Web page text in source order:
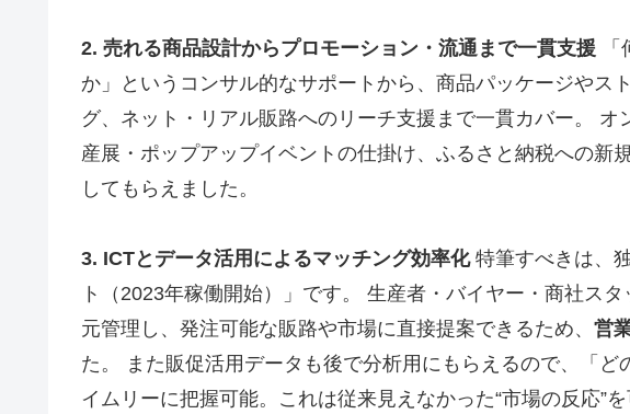
2. 売れる商品設計からプロモーション・流通まで一貫支援
か」というコンサル的なサポートから、商品パッケージやス
グ、ネット・リアル販路へのリーチ支援まで一貫カバー。
産展・ポップアップイベントの仕掛け、ふるさと納税への新
してもらえました。
3. ICTとデータ活用によるマッチング効率化特筆すべきは、
ト（2023年稼働開始）」です。 生産者・バイヤー・商社ス
元管理し、発注可能な販路や市場に直接提案できるため、 営
た。 また販促活用データも後で分析用にもらえるので、「ど
イムリーに把握可能。これは従来見えなかった“市場の反応”